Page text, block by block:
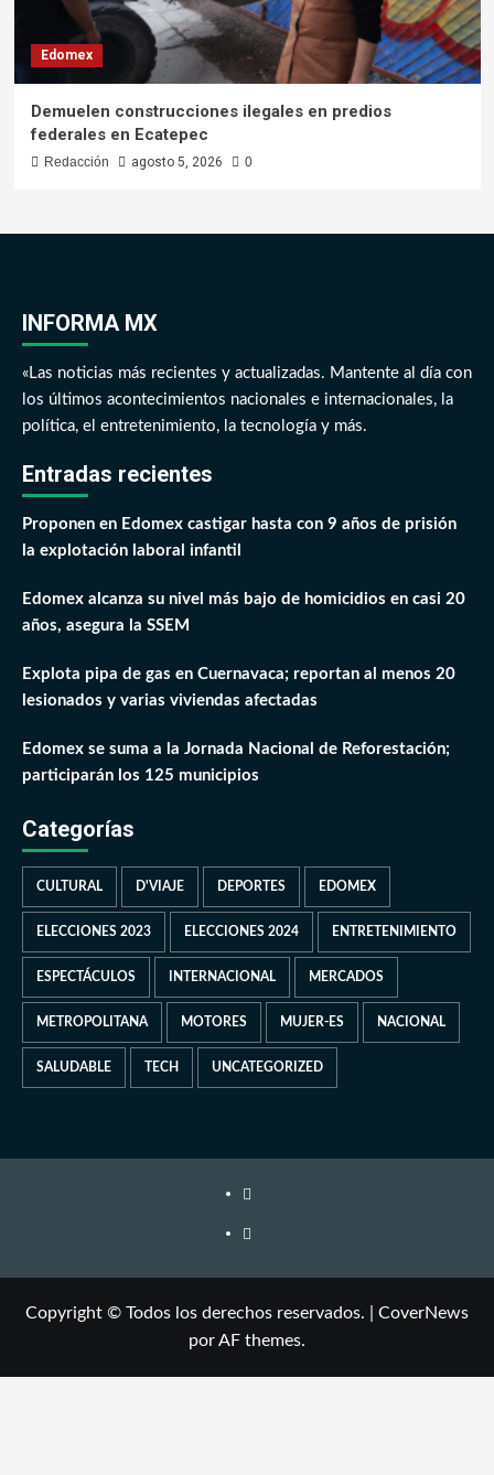
Edomex
Demuelen construcciones ilegales en predios
federales en Ecatepec
Redacción agosto 5, 2026 0
INFORMA MX
«Las noticias más recientes y actualizadas. Mantente al día con
los últimos acontecimientos nacionales e internacionales, la
política, el entretenimiento, la tecnología y más.
Entradas recientes
Proponen en Edomex castigar hasta con 9 años de prisión
la explotación laboral infantil
Edomex alcanza su nivel más bajo de homicidios en casi 20
años, asegura la SSEM
Explota pipa de gas en Cuernavaca; reportan al menos 20
lesionados y varias viviendas afectadas
Edomex se suma a la Jornada Nacional de Reforestación;
participarán los 125 municipios
Categorías
CULTURAL D'VIAJE DEPORTES EDOMEX
ELECCIONES 2023 ELECCIONES 2024 ENTRETENIMIENTO
ESPECTÁCULOS INTERNACIONAL MERCADOS
METROPOLITANA MOTORES MUJER-ES NACIONAL
SALUDABLE TECH UNCATEGORIZED
Copyright © Todos los derechos reservados.
CoverNews
por AF themes.